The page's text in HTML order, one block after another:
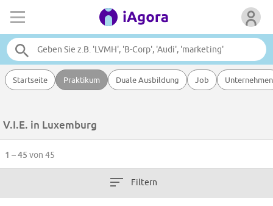
Startseite Praktikum Duale Ausbildung Job Unternehmen
V.I.E. in Luxemburg
1 – 45 von 45
Filtern